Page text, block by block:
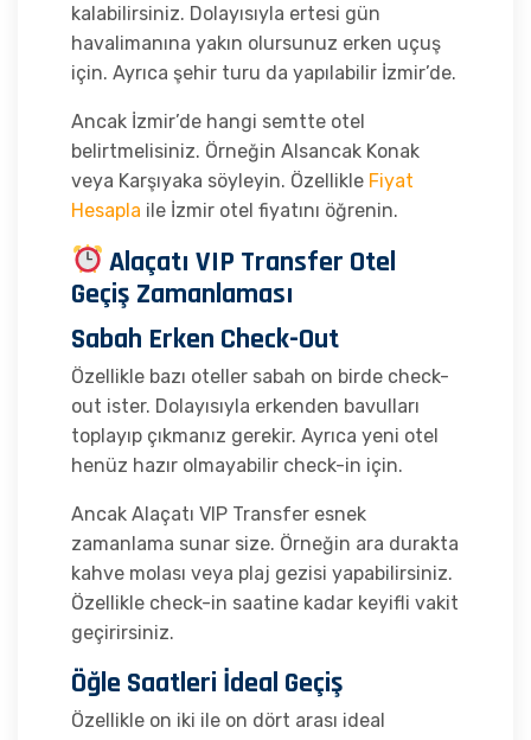
kalabilirsiniz. Dolayısıyla ertesi gün
havalimanına yakın olursunuz erken uçuş
için. Ayrıca şehir turu da yapılabilir İzmir’de.
Ancak İzmir’de hangi semtte otel
belirtmelisiniz. Örneğin Alsancak Konak
veya Karşıyaka söyleyin. Özellikle Fiyat
Hesapla ile İzmir otel fiyatını öğrenin.
Alaçatı VIP Transfer Otel
Geçiş Zamanlaması
Sabah Erken Check-Out
Özellikle bazı oteller sabah on birde check-
out ister. Dolayısıyla erkenden bavulları
toplayıp çıkmanız gerekir. Ayrıca yeni otel
henüz hazır olmayabilir check-in için.
Ancak Alaçatı VIP Transfer esnek
zamanlama sunar size. Örneğin ara durakta
kahve molası veya plaj gezisi yapabilirsiniz.
Özellikle check-in saatine kadar keyifli vakit
geçirirsiniz.
Öğle Saatleri İdeal Geçiş
Özellikle on iki ile on dört arası ideal